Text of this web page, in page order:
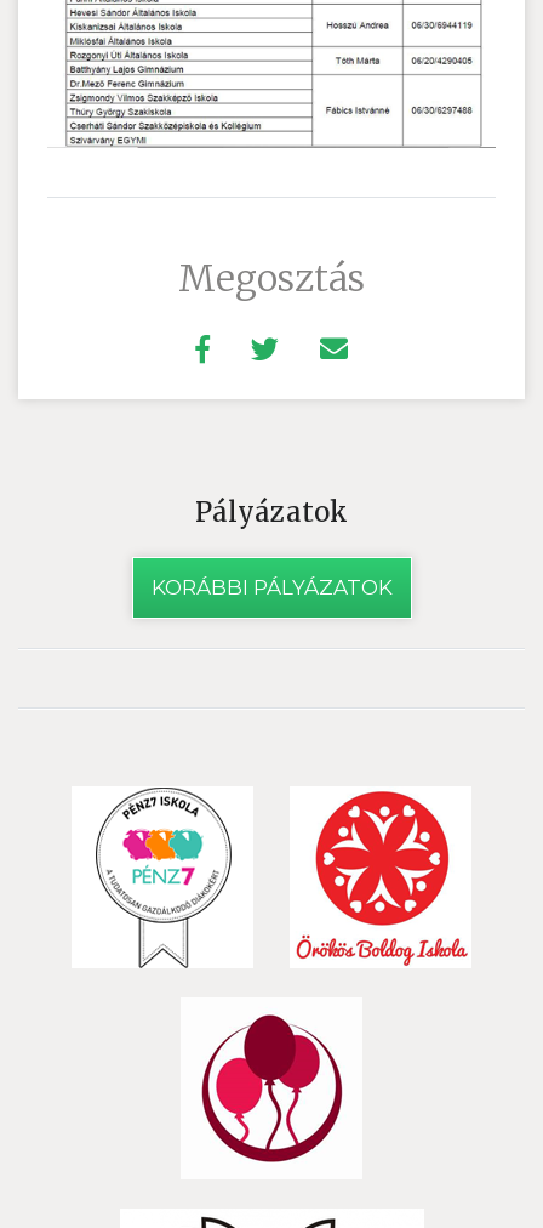
Megosztás
Pályázatok
KORÁBBI PÁLYÁZATOK